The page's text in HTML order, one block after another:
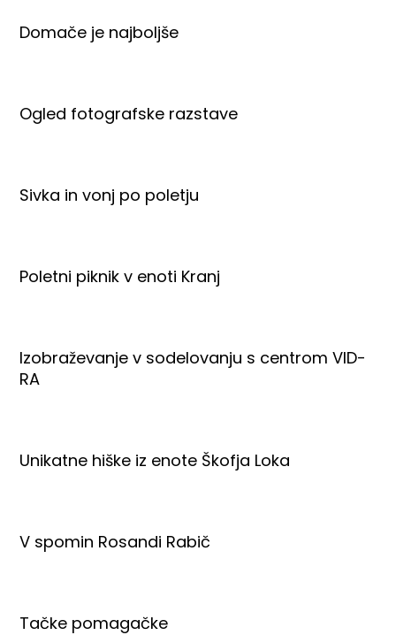
Domače je najboljše
Ogled fotografske razstave
Sivka in vonj po poletju
Poletni piknik v enoti Kranj
Izobraževanje v sodelovanju s centrom VID-
RA
Unikatne hiške iz enote Škofja Loka
V spomin Rosandi Rabič
Tačke pomagačke